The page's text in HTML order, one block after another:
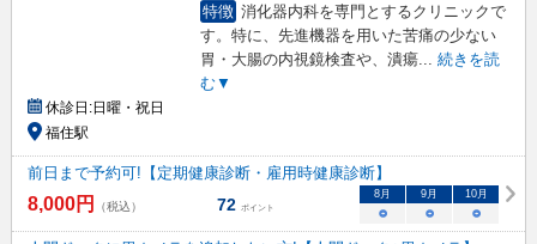
特徴 消化器内科を専門とするクリニックで
す。特に、先進機器を用いた苦痛の少ない
胃・大腸の内視鏡検査や、潰瘍...
続きを読
む▼
休診日:日曜・祝日
福住駅
前日まで予約可!【定期健康診断・雇用時健康診断】
8,000円 （税込） 72 ポイント
8 月 9 月 10月
○ ○ ○